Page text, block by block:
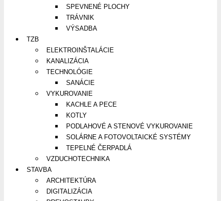
SPEVNENÉ PLOCHY
TRÁVNIK
VÝSADBA
TZB
ELEKTROINŠTALÁCIE
KANALIZÁCIA
TECHNOLÓGIE
SANÁCIE
VYKUROVANIE
KACHLE A PECE
KOTLY
PODLAHOVÉ A STENOVÉ VYKUROVANIE
SOLÁRNE A FOTOVOLTAICKÉ SYSTÉMY
TEPELNÉ ČERPADLÁ
VZDUCHOTECHNIKA
STAVBA
ARCHITEKTÚRA
DIGITALIZÁCIA